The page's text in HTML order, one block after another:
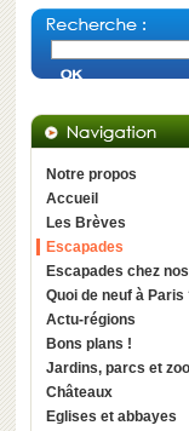
Notre propos
Accueil
Les Brèves
Escapades
Quoi de neuf à Paris
Actu-régions
Bons plans !
Jardins, parcs et
Châteaux
Eglises et abbayes